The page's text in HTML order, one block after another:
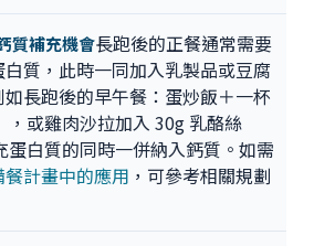
質補充機會長跑後的正餐通常需要
質，此時一同加入乳製品或豆腐
長跑後的早午餐：蛋炒飯＋一杯
或雞肉沙拉加入 30g 乳酪絲
蛋白質的同時一併納入鈣質。如需
餐計畫中的應用 ，可參考相關規劃